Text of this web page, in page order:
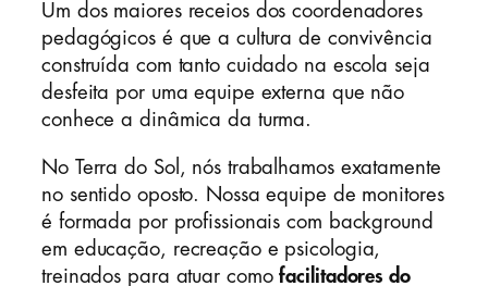
Um dos maiores receios dos coordenadores
pedagógicos é que a cultura de convivência
construída com tanto cuidado na escola seja
desfeita por uma equipe externa que não
conhece a dinâmica da turma.
No Terra do Sol, nós trabalhamos exatamente
no sentido oposto. Nossa equipe de monitores
é formada por profissionais com background
em educação, recreação e psicologia,
treinados para atuar comofacilitadores do